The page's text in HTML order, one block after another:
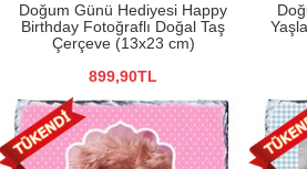
Doğum Günü Hediyesi Happy
Birthday Fotoğraflı Doğal Taş
Çerçeve (13x23 cm)
899,90TL